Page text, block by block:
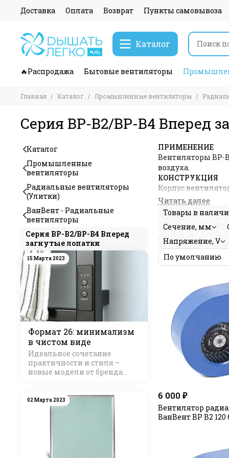
Доставка Оплата Возврат Пункты самовывоза
Каталог
🔥Распродажа Бытовые вентиляторы
Главная Каталог Промышленные вентиляторы
Серия ВР-В2/ВР-В4 Вперед
ПРИМЕНЕНИЕ
Вентиляторы ВР-
воздуха.
КОНСТРУКЦИЯ
Корпус
ДВИГАТЕЛЬ
Используются
двигателях
Осуществляется
Вентиляторы с
КПД таких
габаритах или
выходе из
лопатками.
незначительно
габаритные
Товары в
Сечение, мм
Напряжение, V
6 000 ₽
Вентилятор
ВанВент ВР В2 120
Каталог
Промышленные
вентиляторы
Радиальные вентиляторы
(Улитки)
ВанВент - Радиальные
вентиляторы
Серия ВР-В2/ВР-В4 Вперед
загнутые лопатки
15 Марта 2023
Формат 26: минимализм
в чистом виде
Идеальное сочетание
практичности и стиля –
новые модели от бренда
02 Марта 2023